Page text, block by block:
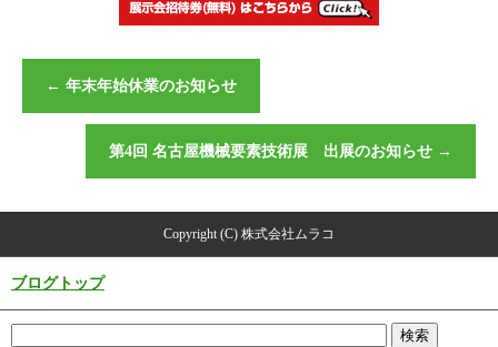
← 年末年始休業のお知らせ
第4回 名古屋機械要素技術展 出展のお知らせ →
Copyright (C) 株式会社ムラコ
ブログトップ